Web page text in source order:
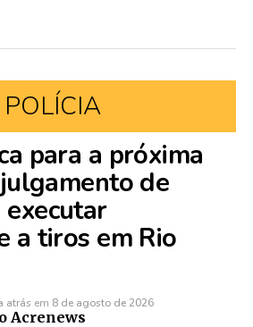
POLÍCIA
para a próxima
de
executar
a tiros em Rio
atrás em 8 de agosto de 2026
Acrenews